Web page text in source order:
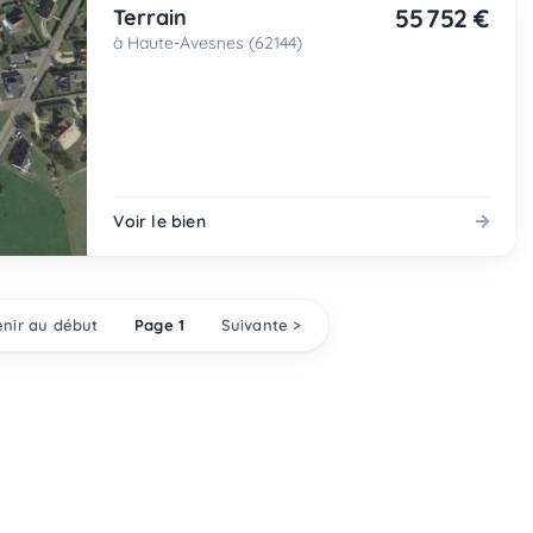
Terrain
à Haute-Avesnes (62144)
55 752 €
Voir le bien
au début Page 1 Suivante >